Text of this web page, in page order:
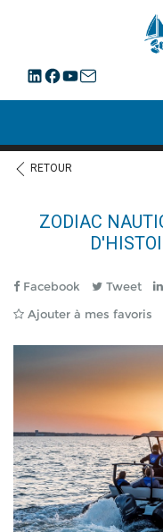
RETOUR
ZODIAC
Facebook Tweet
Ajouter à mes favoris